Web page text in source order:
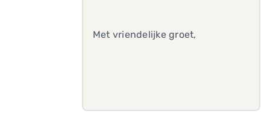
Met vriendelijke groet,